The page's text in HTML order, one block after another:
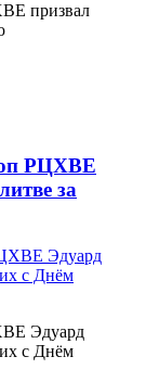
призвал
РЦХВЕ
за
Эдуард
с Днём